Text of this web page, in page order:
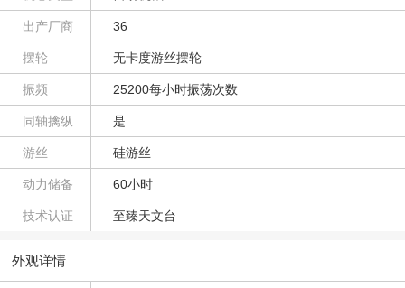
出产厂商 36
摆轮 无卡度游丝摆轮
振频 25200每小时振荡次数
同轴擒纵 是
游丝 硅游丝
动力储备 60小时
技术认证 至臻天文台
外观详情